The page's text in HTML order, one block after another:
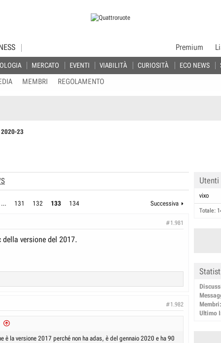
MERCATO EVENTI VIABILITÀ CURIOSITÀ ECO NEWS
Premium
MEMBRI REGOLAMENTO
23
… 131 132 133 134 Successiva
#1.981
della versione del 2017.
#1.982
è la versione 2017 perché non ha adas, è del gennaio 2020 e ha 90
Utenti
vixo
Totale:
Membri
Ultimo